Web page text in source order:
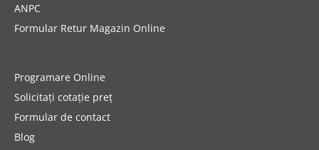
ANPC
Formular Retur Magazin Online
Programare Online
Solicitați cotație preț
Formular de contact
Blog